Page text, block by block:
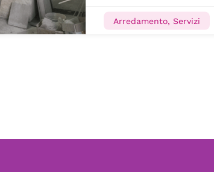
Arredamento, Servizi